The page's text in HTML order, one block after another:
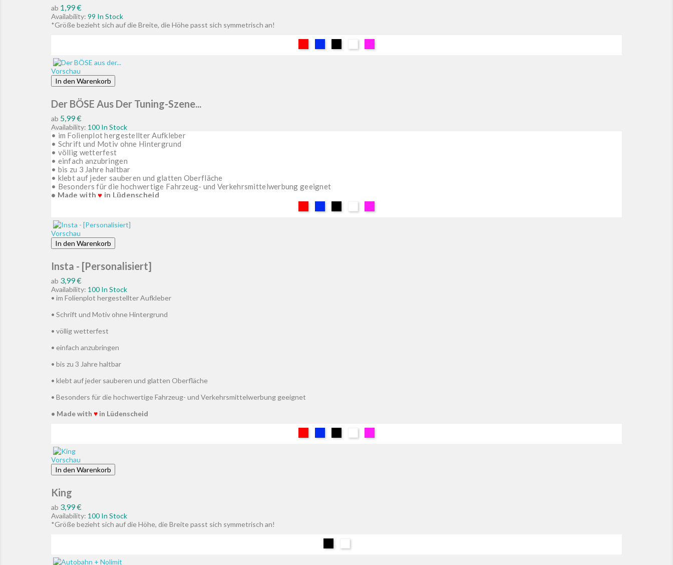
ab Preis
1,99 €
Availability: 99 In Stock
*Größe bezieht sich auf die Breite, die Höhe passt sich symmetrisch an!
Vorschau
In den Warenkorb
Der BÖSE Aus Der Tuning-Szene...
ab Preis
5,99 €
Availability: 100 In Stock
• im Folienplot hergestellter Aufkleber
• Schrift und Motiv ohne Hintergrund
• völlig wetterfest
• einfach anzubringen
• bis zu 3 Jahre haltbar
• klebt auf jeder sauberen und glatten Oberfläche
• Besonders für die hochwertige Fahrzeug- und Verkehrsmittelwerbung geeignet
• Made with♥ in Lüdenscheid
Vorschau
In den Warenkorb
Insta - [Personalisiert]
ab Preis
3,99 €
Availability: 100 In Stock
• im Folienplot hergestellter Aufkleber
• Schrift und Motiv ohne Hintergrund
• völlig wetterfest
• einfach anzubringen
• bis zu 3 Jahre haltbar
• klebt auf jeder sauberen und glatten Oberfläche
• Besonders für die hochwertige Fahrzeug- und Verkehrsmittelwerbung geeignet
• Made with ♥ in Lüdenscheid
Vorschau
In den Warenkorb
King
ab Preis
3,99 €
Availability: 100 In Stock
*Größe bezieht sich auf die Höhe, die Breite passt sich symmetrisch an!